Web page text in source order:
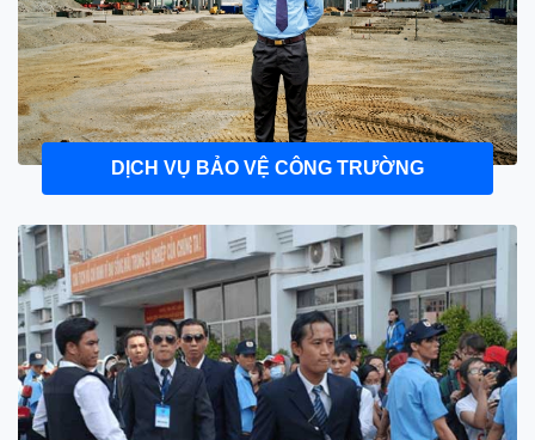
DỊCH VỤ BẢO VỆ CÔNG TRƯỜNG